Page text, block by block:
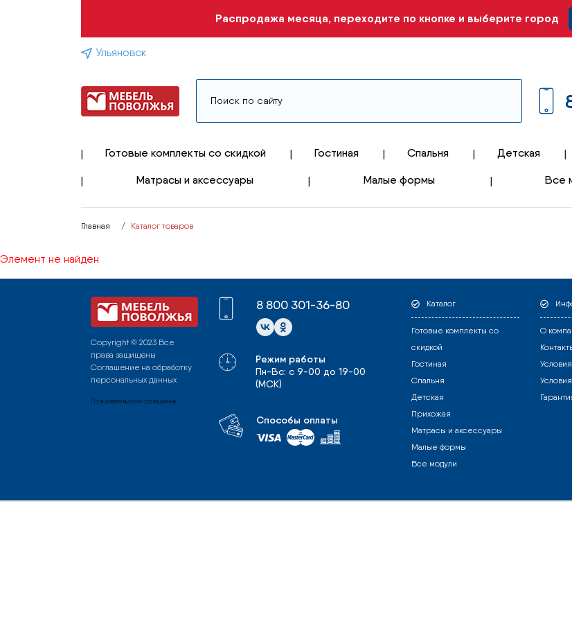
Распродажа месяца, переходите по кнопке и выберите город
Ульяновск
Готовые комплекты со скидкой Гостиная Спальня Детская
Матрасы и аксессуары Малые формы Все
Главная Каталог товаров
Элемент не найден
Copyright © 2023 Все
права защищены
Соглашение на обработку
персональных данных
Пользовательское соглашение
8 800 301-36-80
Режим работы
Пн-Вс: с 9-00 до 19-00
(МСК)
Способы оплаты
Каталог
Готовые комплекты со
скидкой
Гостиная
Спальня
Детская
Прихожая
Матрасы и аксессуары
Малые формы
Все модули
О